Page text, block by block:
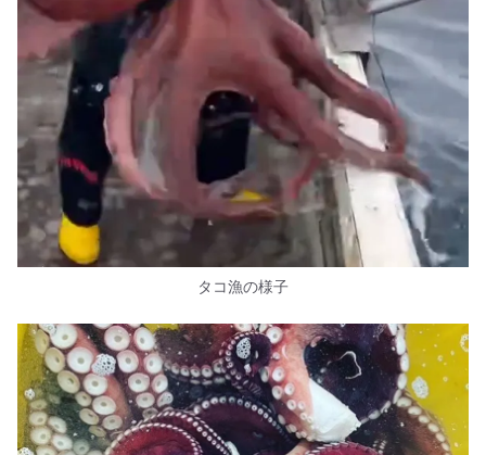
タコ漁の様子